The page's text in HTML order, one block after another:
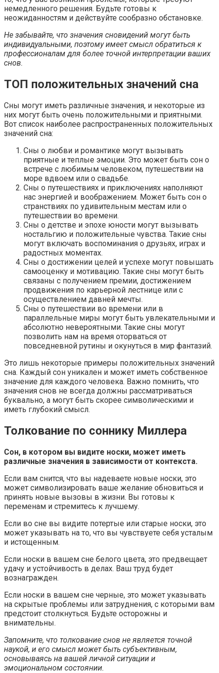
немедленного решения. Будьте готовы к
неожиданностям и действуйте сообразно обстановке.
Не забывайте, что значения сновидений могут быть
индивидуальными, поэтому имеет смысл обратиться к
профессионалам для более точной интерпретации ваших
снов.
ТОП положительных значений сна
Сны могут иметь различные значения, и некоторые из
них могут быть очень положительными и приятными.
Вот список наиболее распространенных положительных
значений сна:
Сны о любви и романтике могут вызывать
приятные и теплые эмоции. Это может быть сон о
встрече с любимым человеком, путешествии на
море вдвоем или о свадьбе.
Сны о путешествиях и приключениях наполняют
нас энергией и воображением. Может быть сон о
странствиях по удивительным местам или о
путешествии во времени.
Сны о детстве и эпохе юности могут вызывать
ностальгию и положительные чувства. Такие сны
могут включать воспоминания о друзьях, играх и
радостных моментах.
Сны о достижении целей и успехе могут повышать
самооценку и мотивацию. Такие сны могут быть
связаны с получением премии, достижением
продвижения по карьерной лестнице или с
осуществлением давней мечты.
Сны о путешествии во времени или в
параллельные миры могут быть увлекательными и
абсолютно невероятными. Такие сны могут
позволить нам на время оторваться от
повседневной рутины и окунуться в мир фантазий.
Это лишь некоторые примеры положительных значений
сна. Каждый сон уникален и может иметь собственное
значение для каждого человека. Важно помнить, что
значения снов не всегда должны рассматриваться
буквально, а могут быть скорее символическими и
иметь глубокий смысл.
Толкование по соннику Миллера
Сон, в котором вы видите носки, может иметь
различные значения в зависимости от контекста.
Если вам снится, что вы надеваете новые носки, это
может символизировать ваше желание обновиться и
принять новые вызовы в жизни. Вы готовы к
переменам и стремитесь к лучшему.
Если во сне вы видите потертые или старые носки, это
может указывать на то, что вы чувствуете себя усталым
и истощенным.
Если носки в вашем сне белого цвета, это предвещает
удачу и устойчивость в делах. Ваш труд будет
вознагражден.
Если носки в вашем сне черные, это может указывать
на скрытые проблемы или затруднения, с которыми вам
предстоит столкнуться. Будьте осторожны и
внимательны.
Запомните, что толкование снов не является точной
наукой, и его смысл может быть субъективным,
основываясь на вашей личной ситуации и
эмоциональном состоянии.